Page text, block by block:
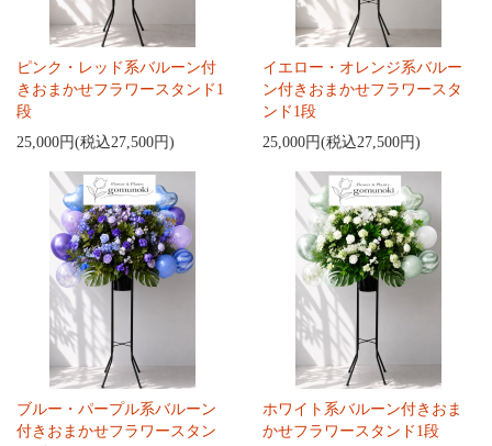
ピンク・レッド系バルーン付
きおまかせフラワースタンド1
段
25,000円(税込27,500円)
イエロー・オレンジ系バルー
ン付きおまかせフラワースタ
ンド1段
25,000円(税込27,500円)
ブルー・パープル系バルーン
付きおまかせフラワースタン
ホワイト系バルーン付きおま
かせフラワースタンド1段